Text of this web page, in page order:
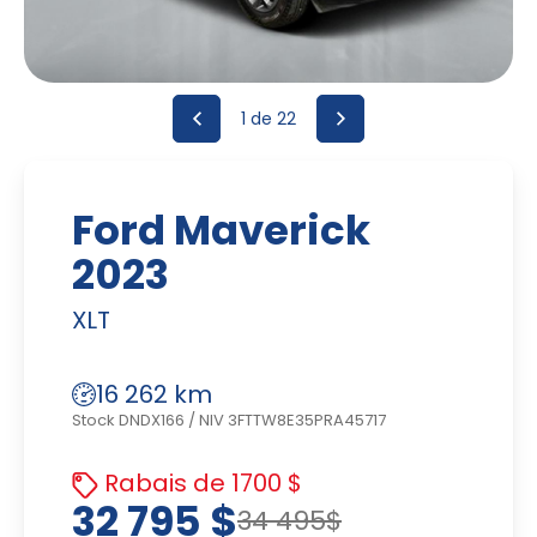
1 de 22
Ford Maverick
2023
XLT
16 262 km
Stock DNDX166 /NIV 3FTTW8E35PRA45717
Rabais de 1700 $
34 495$
32 795 $